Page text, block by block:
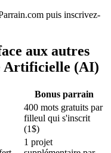
puis inscrivez-
aux autres
Artificielle (AI)
Bonus parrain
400 mots gratuits par
filleul qui s'inscrit
(1$)
1 projet